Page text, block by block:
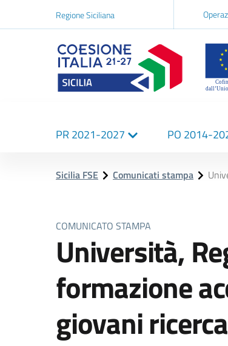
Regione Siciliana
Logo Sicilia
Navigazione
principale
PR 2021-2027 PO 2014-
Sicilia FSE Comunicati stampa
COMUNICATO STAMPA
Università,
formazione
giovani